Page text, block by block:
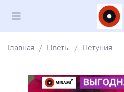
Главная Цветы Петуния